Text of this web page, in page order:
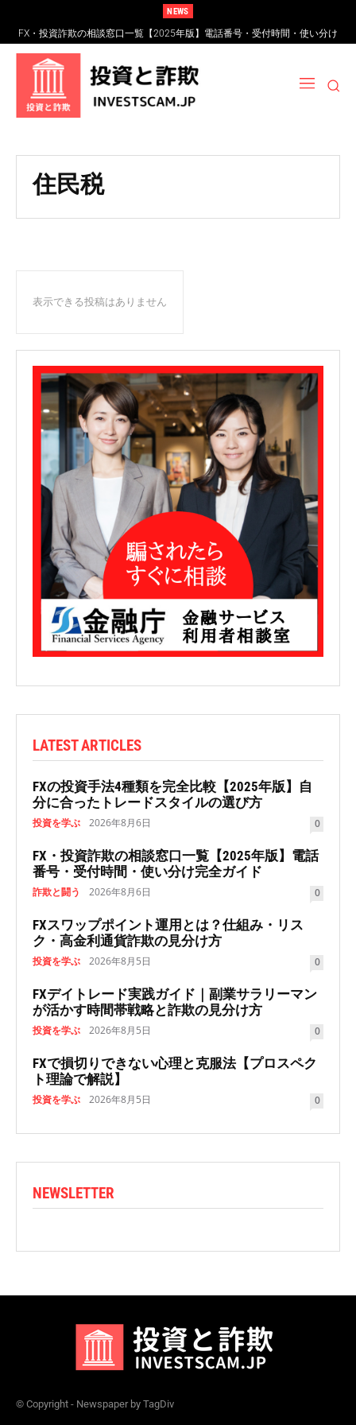
NEWS
FX・投資詐欺の相談窓口一覧【2025年版】電話番号・受付時間・使い分け
完全ガイド
住民税
表示できる投稿はありません
LATEST ARTICLES
FXの投資手法4種類を完全比較【2025年版】自
分に合ったトレードスタイルの選び方
投資を学ぶ 2026年8月6日 0
FX・投資詐欺の相談窓口一覧【2025年版】電話
番号・受付時間・使い分け完全ガイド
詐欺と闘う 2026年8月6日 0
FXスワップポイント運用とは？仕組み・リス
ク・高金利通貨詐欺の見分け方
投資を学ぶ 2026年8月5日 0
FXデイトレード実践ガイド｜副業サラリーマン
が活かす時間帯戦略と詐欺の見分け方
投資を学ぶ 2026年8月5日 0
FXで損切りできない心理と克服法【プロスペク
ト理論で解説】
投資を学ぶ 2026年8月5日 0
NEWSLETTER
© Copyright - Newspaper by TagDiv